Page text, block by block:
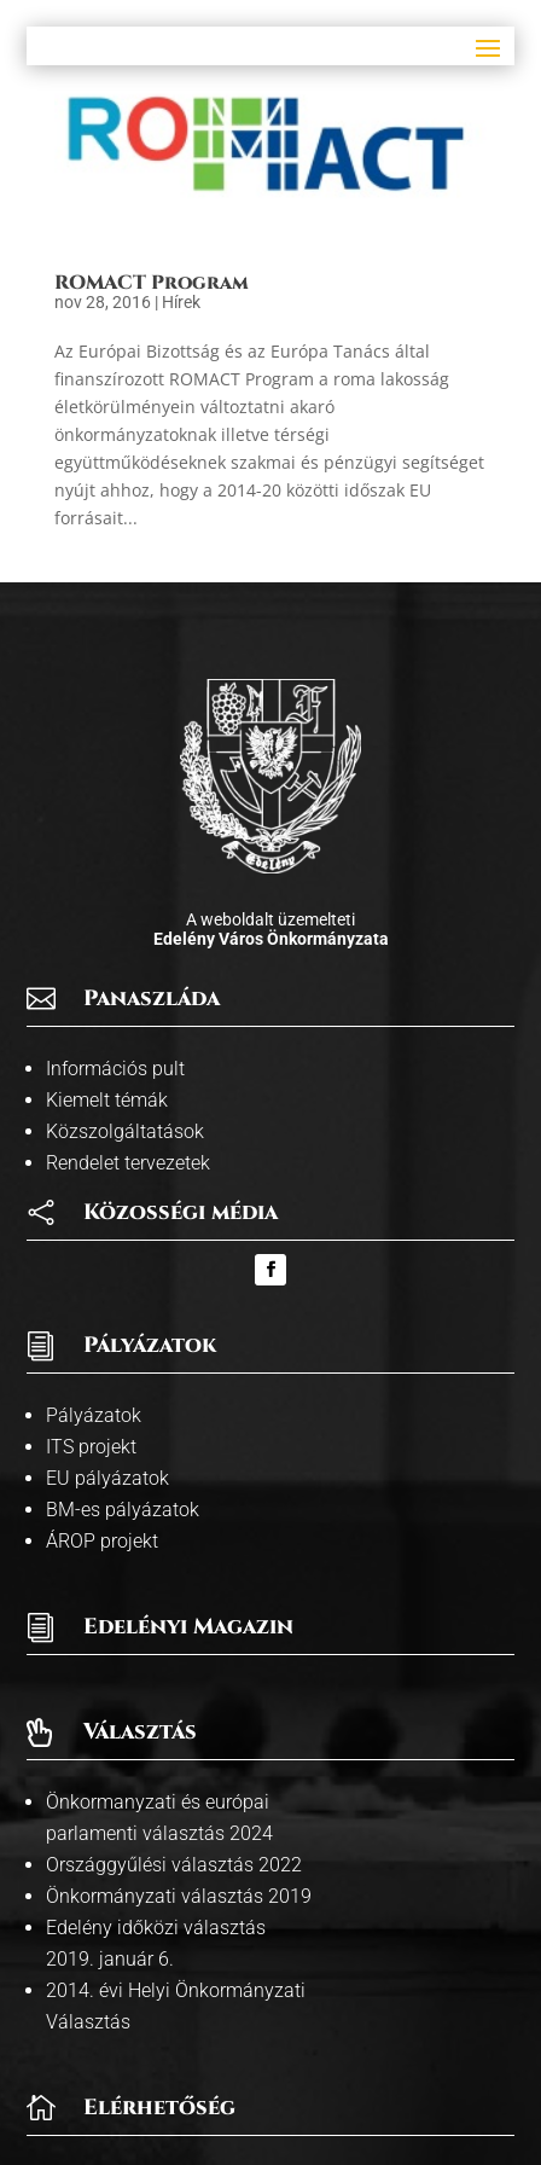
ROMACT Program
nov 28, 2016| Hírek
Az Európai Bizottság és az Európa Tanács által
finanszírozott ROMACT Program a roma lakosság
életkörülményein változtatni akaró
önkormányzatoknak illetve térségi
együttműködéseknek szakmai és pénzügyi segítséget
nyújt ahhoz, hogy a 2014-20 közötti időszak EU
forrásait...
A weboldalt üzemelteti
Edelény Város Önkormányzata
 Panaszláda
Információs pult
Kiemelt témák
Közszolgáltatások
Rendelet tervezetek
 Közosségi média
i Pályázatok
Pályázatok
ITS projekt
EU pályázatok
BM-es pályázatok
ÁROP projekt
i Edelényi Magazin
 Választás
Önkormanyzati és európai
parlamenti választás 2024
Országgyűlési választás 2022
Önkormányzati választás 2019
Edelény időközi választás
2019. január 6.
2014. évi Helyi Önkormányzati
Választás
 Elérhetőség